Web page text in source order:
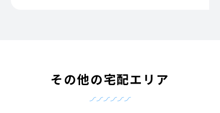
その他の宅配エリア